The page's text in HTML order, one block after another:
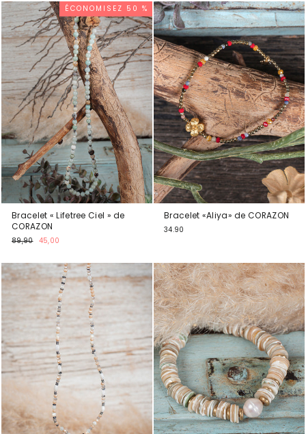
ÉCONOMISEZ 50 %
Bracelet « Lifetree Ciel » de
CORAZON
Prix
89,90
Prix
45,00
Bracelet «Aliya» de CORAZON
34.90